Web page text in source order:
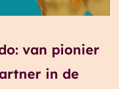
van pionier
in de